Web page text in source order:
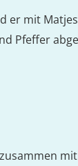
er mit
Pfeffer